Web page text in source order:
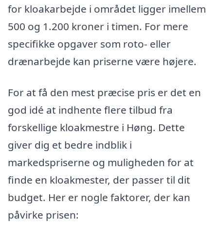
for kloakarbejde i området ligger imellem
500 og 1.200 kroner i timen. For mere
specifikke opgaver som roto- eller
drænarbejde kan priserne være højere.
For at få den mest præcise pris er det en
god idé at indhente flere tilbud fra
forskellige kloakmestre i Høng. Dette
giver dig et bedre indblik i
markedspriserne og muligheden for at
finde en kloakmester, der passer til dit
budget. Her er nogle faktorer, der kan
påvirke prisen: